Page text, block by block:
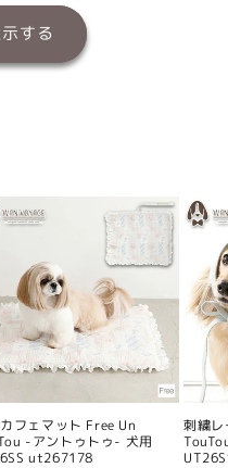
する
フェマット Free Un
-アントゥトゥ- 犬用
ut267178
刺繍